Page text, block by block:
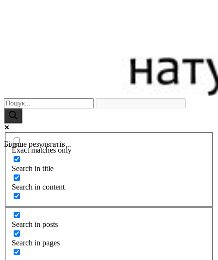
Більше результатів...
Exact matches only
Search in title
Search in content
Search in posts
Search in pages